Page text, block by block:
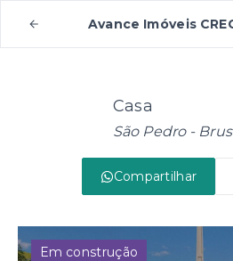
Avance Imóveis
Casa
São Pedro -
Compartilhar
Em construção